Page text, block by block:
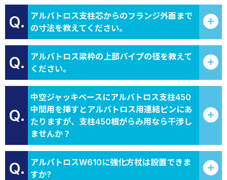
Q.
アルバトロス支柱芯からのフランジ外面まで
の寸法を教えてください。
Q.
アルバトロス梁枠の上部パイプの径を教えて
ください。
Q.
中空ジャッキベースにアルバトロス支柱450
中間用を挿すとアルバトロス用連結ピンにあ
たりますが、支柱450根がらみ用なら干渉し
ませんか？
Q.
アルバトロスW610に強化方杖は設置できま
すか?